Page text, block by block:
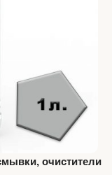
очистители